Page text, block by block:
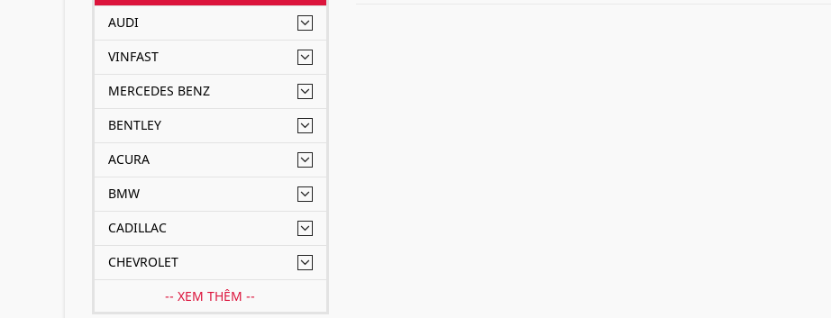
AUDI
VINFAST
MERCEDES BENZ
BENTLEY
ACURA
BMW
CADILLAC
CHEVROLET
-- XEM THÊM --